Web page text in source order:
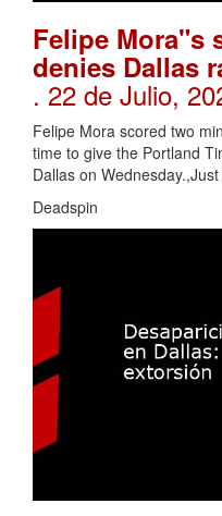
Felipe Mora"s
denies Dallas
. 22 de Julio,
Felipe Mora scored two
time to give the Portland
Dallas on
Deadspin